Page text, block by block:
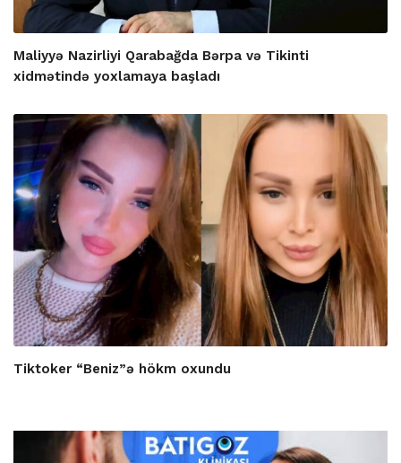
Maliyyə Nazirliyi Qarabağda Bərpa və Tikinti
xidmətində yoxlamaya başladı
Tiktoker “Beniz”ə hökm oxundu